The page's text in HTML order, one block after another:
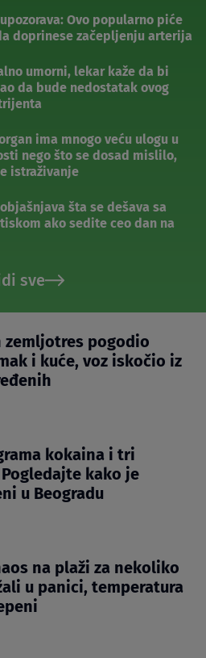
Ovo popularno piće
doprinese začepljenju arterija
umorni, lekar kaže da bi
da bude nedostatak ovog
ima mnogo veću ulogu u
nego što se dosad mislilo,
istraživanje
šta se dešava sa
ako sedite ceo dan na
sve
zemljotres pogodio
i kuće, voz iskočio iz
kokaina i tri
kako je
u Beogradu
na plaži za nekoliko
u panici, temperatura